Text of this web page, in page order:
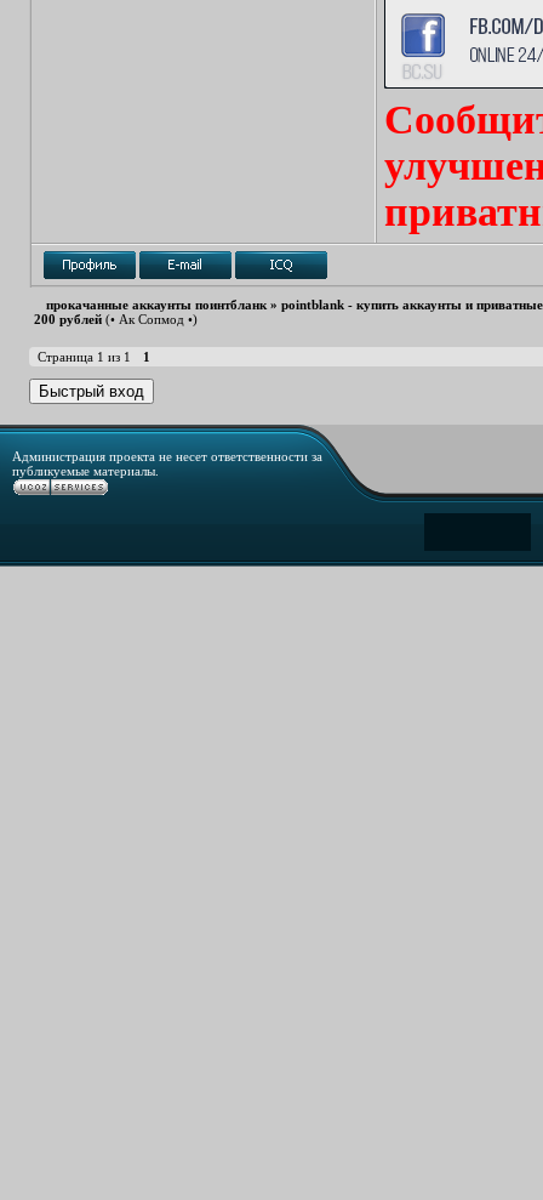
прокачанные аккаунты поинтбланк » pointblank - купить аккаунты и
200 рублей (• Ак Сопмод •)
Страница 1 из 1 1
Администрация проекта не несет ответственности за
публикуемые материалы.